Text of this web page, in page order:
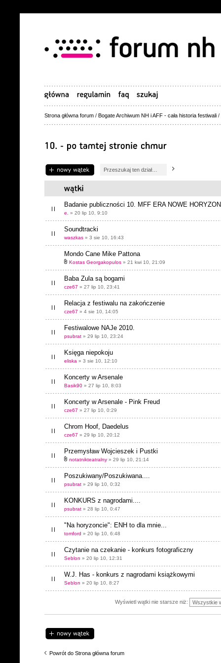
Strona główna forum / Bogate Archiwum NH i AFF - cała historia festiwali /
Napisz wątek
Badanie publiczności 10. MFF ERA NOWE
e. » 20 lip 10, 9:10
Soundtracki
waszkas » 3 sie 10, 16:43
Mondo Cane Mike Pattona
Kostas Georgakopulos » 21 kwi 10, 21:09
Baba Zula są bogami
cze67 » 27 lip 10, 23:41
Relacja z festiwalu na zakończenie
cze67 » 4 sie 10, 14:05
Festiwalowe NAJe 2010.
psubrat » 29 lip 10, 23:24
Księga niepokoju
eliska » 3 sie 10, 12:10
Koncerty w Arsenale
Basik90 » 27 lip 10, 8:03
Koncerty w Arsenale - Pink Freud
cze67 » 27 lip 10, 0:29
Chrom Hoof, Daedelus
cze67 » 29 lip 10, 20:12
Przemysław Wojcieszek i Pustki
notatnikteatralny » 29 lip 10, 21:14
Poszukiwany/Poszukiwana....
psubrat » 29 lip 10, 0:32
KONKURS z nagrodami....
psubrat » 28 lip 10, 0:47
"Na horyzoncie": ENH to dla mnie...
tomford » 20 lip 10, 6:48
Czytanie na czekanie - konkurs fotograficzny
Seblon » 20 lip 10, 12:31
W.J. Has - konkurs z nagrodami książkowymi
Seblon » 20 lip 10, 8:27
Wyświetl wątki nie starsze niż:
Napisz wątek
Powrót do Strona główna forum